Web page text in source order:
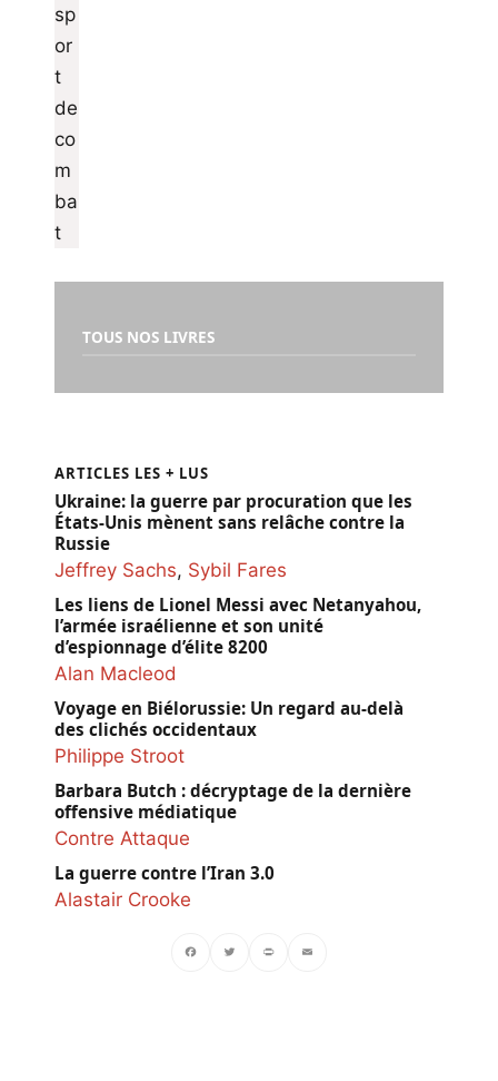
TOUS NOS LIVRES
ARTICLES LES + LUS
Ukraine: la guerre par procuration que les
États-Unis mènent sans relâche contre la
Russie
Jeffrey Sachs, Sybil Fares
Les liens de Lionel Messi avec Netanyahou,
l’armée israélienne et son unité
d’espionnage d’élite 8200
Alan Macleod
Voyage en Biélorussie: Un regard au-delà
des clichés occidentaux
Philippe Stroot
Barbara Butch : décryptage de la dernière
offensive médiatique
Contre Attaque
La guerre contre l’Iran 3.0
Alastair Crooke